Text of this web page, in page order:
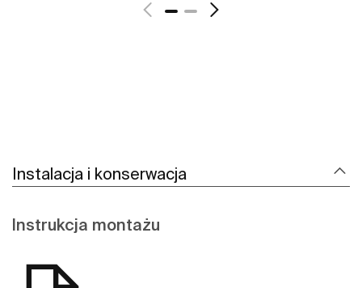
Instalacja i konserwacja
Instrukcja montażu